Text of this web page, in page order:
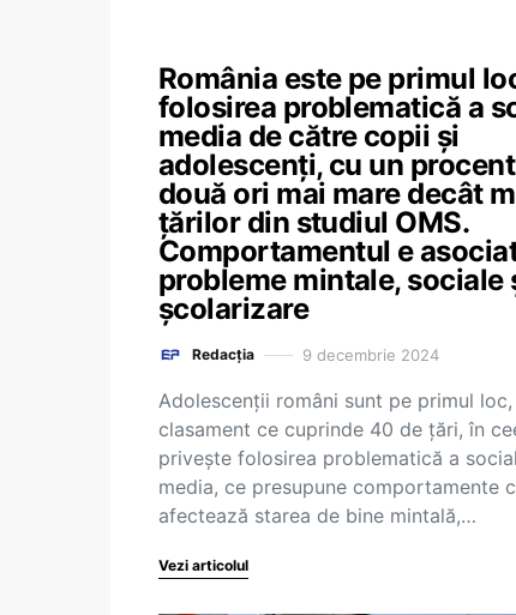
România este pe primul
folosirea problematică a
media de către copii și
adolescenți, cu un
două ori mai mare decât
țărilor din studiul OMS.
Comportamentul e
probleme mintale, sociale
școlarizare
Redacția 9 decembrie 2024
Adolescenții români sunt pe primul
clasament ce cuprinde 40 de țări, în
privește folosirea problematică a
media, ce presupune comportamente
afectează starea de bine mintală,…
Vezi articolul